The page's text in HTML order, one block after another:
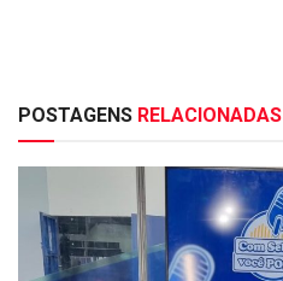
POSTAGENS RELACIONADAS